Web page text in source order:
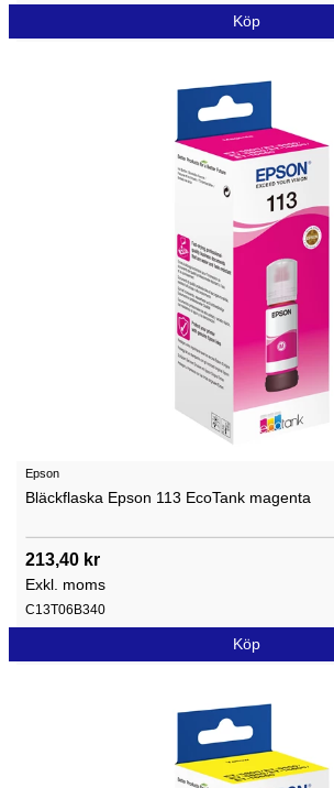
Köp
Epson
Bläckflaska Epson 113 EcoTank magenta
213,40 kr
Exkl. moms
C13T06B340
Köp